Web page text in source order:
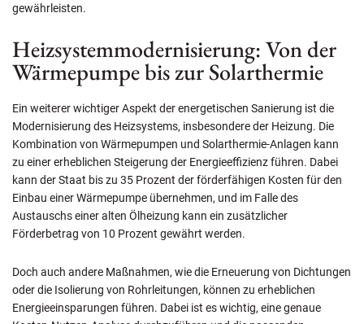
gewährleisten.
Heizsystemmodernisierung: Von der
Wärmepumpe bis zur Solarthermie
Ein weiterer wichtiger Aspekt der energetischen Sanierung ist die
Modernisierung des Heizsystems, insbesondere der Heizung. Die
Kombination von Wärmepumpen und Solarthermie-Anlagen kann
zu einer erheblichen Steigerung der Energieeffizienz führen. Dabei
kann der Staat bis zu 35 Prozent der förderfähigen Kosten für den
Einbau einer Wärmepumpe übernehmen, und im Falle des
Austauschs einer alten Ölheizung kann ein zusätzlicher
Förderbetrag von 10 Prozent gewährt werden.
Doch auch andere Maßnahmen, wie die Erneuerung von Dichtungen
oder die Isolierung von Rohrleitungen, können zu erheblichen
Energieeinsparungen führen. Dabei ist es wichtig, eine genaue